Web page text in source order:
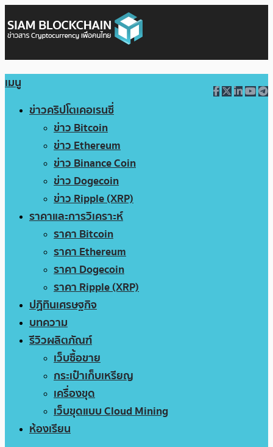
เมนู
ข่าวคริปโตเคอเรนซี่
ข่าว Bitcoin
ข่าว Ethereum
ข่าว Binance Coin
ข่าว Dogecoin
ข่าว Ripple (XRP)
ราคาและการวิเคราะห์
ราคา Bitcoin
ราคา Ethereum
ราคา Dogecoin
ราคา Ripple (XRP)
ปฏิทินเศรษฐกิจ
บทความ
รีวิวผลิตภัณฑ์
เว็บซื้อขาย
กระเป๋าเก็บเหรียญ
เครื่องขุด
เว็บขุดแบบ Cloud Mining
ห้องเรียน